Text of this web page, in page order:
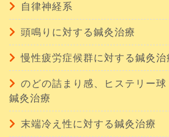
自律神経系
頭鳴りに対する鍼灸治療
慢性疲労症候群に対する鍼灸治
のどの詰まり感、ヒステリー
鍼灸治療
末端冷え性に対する鍼灸治療